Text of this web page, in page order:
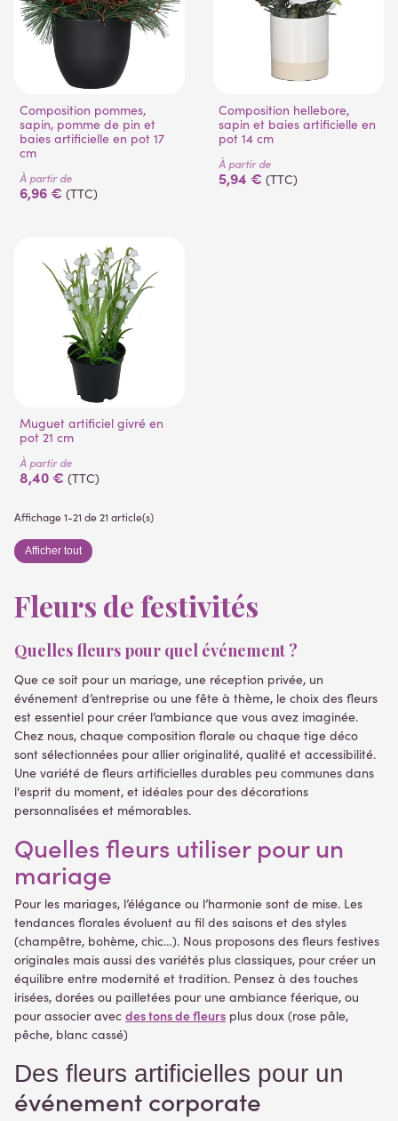
(1 avis)
Composition pommes,
sapin, pomme de pin et
baies artificielle en pot 17
cm
À partir de
6,96 € (TTC)
Composition hellebore,
sapin et baies artificielle en
pot 14 cm
À partir de
5,94 € (TTC)
Muguet artificiel givré en
pot 21 cm
À partir de
8,40 € (TTC)
Affichage 1-21 de 21 article(s)
Afficher tout
Fleurs de festivités
Quelles fleurs pour quel événement ?
Que ce soit pour un mariage, une réception privée, un
événement d’entreprise ou une fête à thème, le choix des fleurs
est essentiel pour créer l’ambiance que vous avez imaginée.
Chez nous, chaque composition florale ou chaque tige déco
sont sélectionnées pour allier originalité, qualité et accessibilité.
Une variété de fleurs artificielles durables peu communes dans
l'esprit du moment, et idéales pour des décorations
personnalisées et mémorables.
Quelles fleurs utiliser pour un
mariage
Pour les mariages, l’élégance ou l’harmonie sont de mise. Les
tendances florales évoluent au fil des saisons et des styles
(champêtre, bohème, chic…). Nous proposons des fleurs festives
originales mais aussi des variétés plus classiques, pour créer un
équilibre entre modernité et tradition. Pensez à des touches
irisées, dorées ou pailletées pour une ambiance féerique, ou
pour associer avec des tons de fleurs plus doux (rose pâle,
pêche, blanc cassé)
Des fleurs artificielles pour un
événement corporate